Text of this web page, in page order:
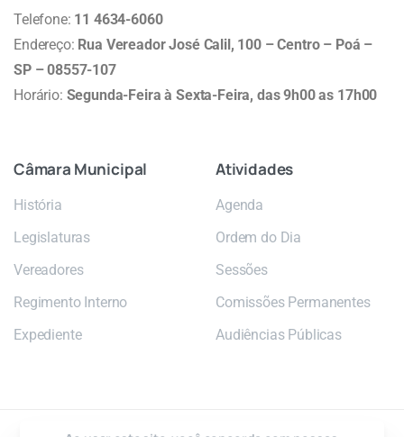
Telefone: 11 4634-6060
Endereço: Rua Vereador José Calil, 100 – Centro – Poá –
SP – 08557-107
Horário: Segunda-Feira à Sexta-Feira, das 9h00 as 17h00
Câmara Municipal
História
Legislaturas
Vereadores
Regimento Interno
Expediente
Atividades
Agenda
Ordem do Dia
Sessões
Comissões Permanentes
Audiências Públicas